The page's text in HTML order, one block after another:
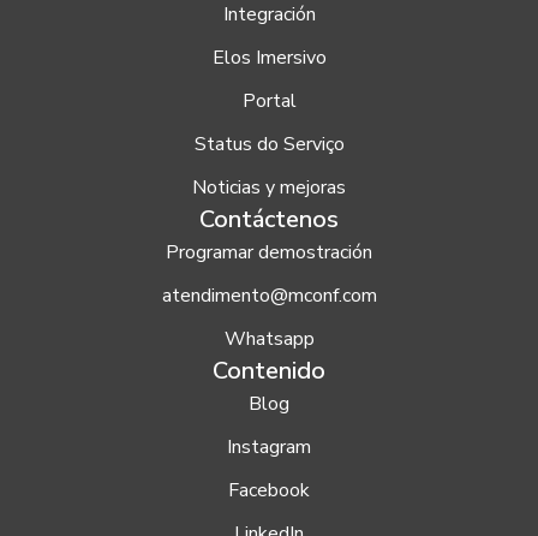
Integración
Elos Imersivo
Portal
Status do Serviço
Noticias y mejoras
Contáctenos
Programar demostración
atendimento@mconf.com
Whatsapp
Contenido
Blog
Instagram
Facebook